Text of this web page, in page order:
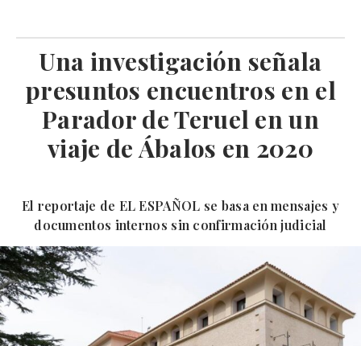
Una investigación señala
presuntos encuentros en el
Parador de Teruel en un
viaje de Ábalos en 2020
El reportaje de EL ESPAÑOL se basa en mensajes y
documentos internos sin confirmación judicial